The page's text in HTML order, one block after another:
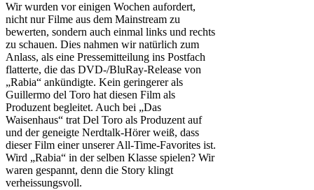
Wir wurden vor einigen Wochen aufordert,
nicht nur Filme aus dem Mainstream zu
bewerten, sondern auch einmal links und rechts
zu schauen. Dies nahmen wir natürlich zum
Anlass, als eine Pressemitteilung ins Postfach
flatterte, die das DVD-/BluRay-Release von
„Rabia“ ankündigte. Kein geringerer als
Guillermo del Toro hat diesen Film als
Produzent begleitet. Auch bei „Das
Waisenhaus“ trat Del Toro als Produzent auf
und der geneigte Nerdtalk-Hörer weiß, dass
dieser Film einer unserer All-Time-Favorites ist.
Wird „Rabia“ in der selben Klasse spielen? Wir
waren gespannt, denn die Story klingt
verheissungsvoll.